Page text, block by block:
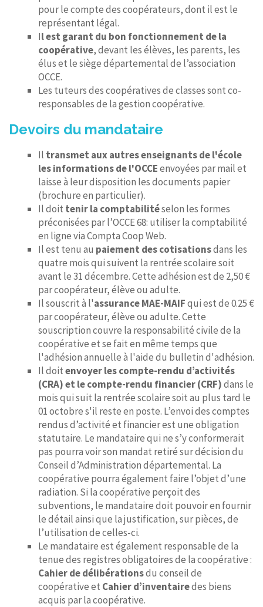
pour le compte des coopérateurs, dont il est le
représentant légal.
Il est garant du bon fonctionnement de la
coopérative, devant les élèves, les parents, les
élus et le siège départemental de l’association
OCCE.
Les tuteurs des coopératives de classes sont co-
responsables de la gestion coopérative.
Devoirs du mandataire
Il transmet aux autres enseignants de l'école
les informations de l'OCCEenvoyées par mail et
laisse à leur disposition les documents papier
(brochure en particulier).
Il doit tenir la comptabilitéselon les formes
préconisées par l’OCCE 68: utiliser la comptabilité
en ligne via Compta Coop Web.
Il est tenu au paiement des cotisationsdans les
quatre mois qui suivent la rentrée scolaire soit
avant le 31 décembre. Cette adhésion est de 2,50 €
par coopérateur, élève ou adulte.
Il souscrit à l'assurance MAE-MAIFqui est de 0.25 €
par coopérateur, élève ou adulte. Cette
souscription couvre la responsabilité civile de la
coopérative et se fait en même temps que
l'adhésion annuelle à l'aide du bulletin d'adhésion.
Il doitenvoyer les compte-rendu d’activités
(CRA) et le compte-rendu financier (CRF)dans le
mois qui suit la rentrée scolaire soit au plus tard le
01 octobre s'il reste en poste. L’envoi des comptes
rendus d’activité et financier est une obligation
statutaire. Le mandataire qui ne s’y conformerait
pas pourra voir son mandat retiré sur décision du
Conseil d’Administration départemental. La
coopérative pourra également faire l’objet d’une
radiation. Si la coopérative perçoit des
subventions, le mandataire doit pouvoir en fournir
le détail ainsi que la justification, sur pièces, de
l’utilisation de celles-ci.
Le mandataire est également responsable de la
tenue des registres obligatoires de la coopérative :
Cahier de délibérationsdu conseil de
coopérative et Cahier d’inventairedes biens
acquis par la coopérative.